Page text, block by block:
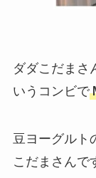
ダダこだまさ
いうコンビで
豆ヨーグルト
こだまさんで